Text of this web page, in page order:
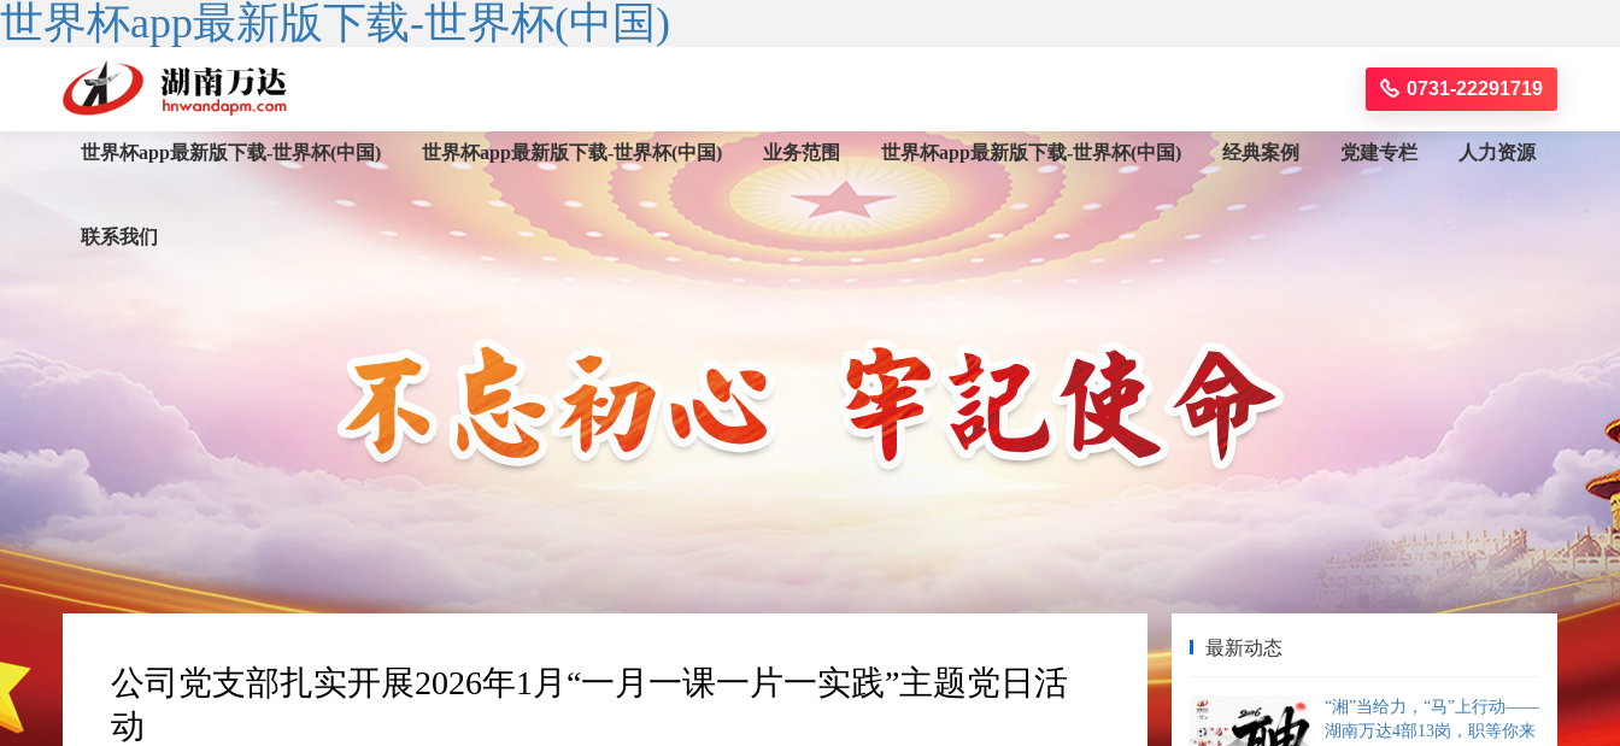
世界杯app最新版下载-世界杯(中国)
0731-22291719
世界杯app最新版下载-世界杯(中国) 世界杯app最新版下载-世界杯(中国) 业务范围 世界杯app最新版下载-世界杯(中国) 经典案例 党建专栏 人力资源
联系我们
公司党支部扎实开展2026年1月“一月一课一片一实践”主题党日活
动
最新动态
“湘”当给力，“马”上行动——
湖南万达4部13岗，职等你来